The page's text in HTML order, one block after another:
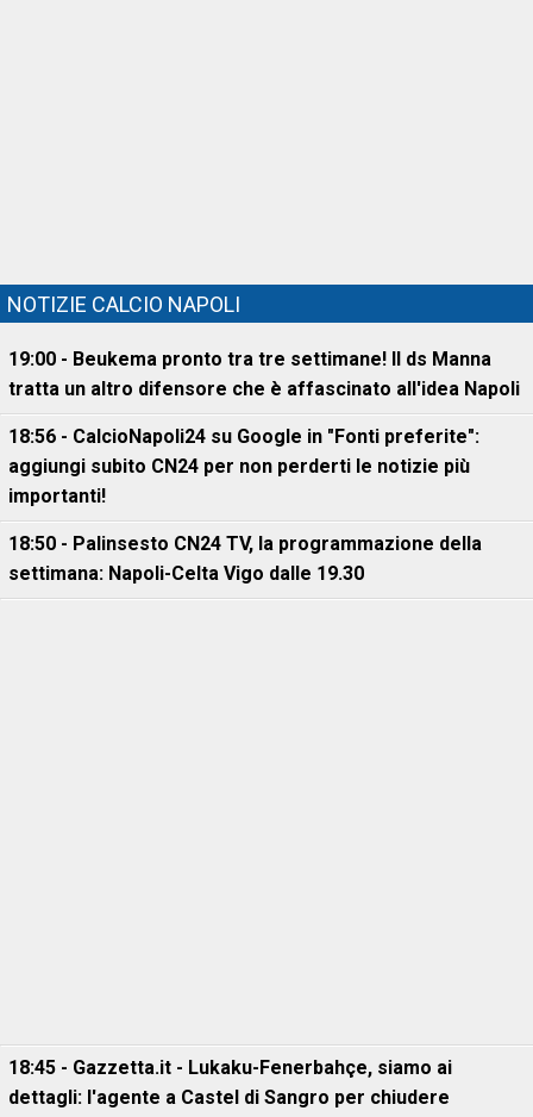
NOTIZIE CALCIO NAPOLI
19:00 - Beukema pronto tra tre settimane! Il ds Manna
tratta un altro difensore che è affascinato all'idea Napoli
18:56 - CalcioNapoli24 su Google in "Fonti preferite":
aggiungi subito CN24 per non perderti le notizie più
importanti!
18:50 - Palinsesto CN24 TV, la programmazione della
settimana: Napoli-Celta Vigo dalle 19.30
18:45 - Gazzetta.it - Lukaku-Fenerbahçe, siamo ai
dettagli: l'agente a Castel di Sangro per chiudere